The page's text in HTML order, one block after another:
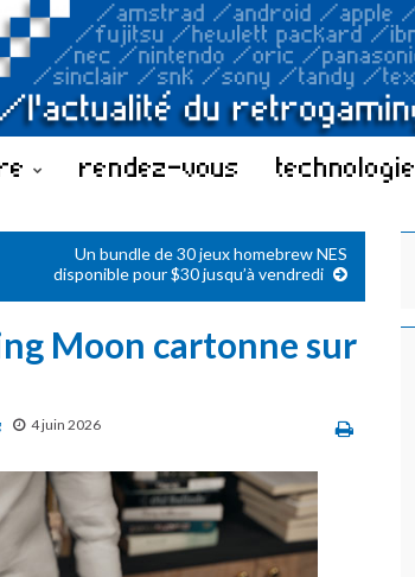
rendez-vous technologie
Un bundle de 30 jeux homebrew NES
disponible pour $30 jusqu’à vendredi
Moon cartonne sur
4 juin 2026